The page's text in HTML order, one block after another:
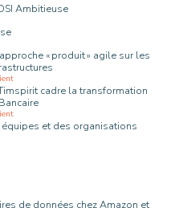
Ambitieuse
« produit » agile sur les
cadre la transformation
et des organisations
de données chez Amazon et